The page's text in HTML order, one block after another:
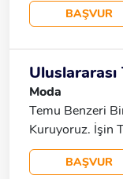
Bölümünde
Erken Veya
Imkani -
Ödeme
BAŞVUR
Moda
Temu Benzeri
Kuruyoruz. İşin
Hindistan’a
Trendyol’da
BAŞVUR